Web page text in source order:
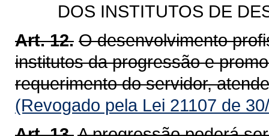
DOS INSTITUTOS DE
Art. 12. O desenvolvimento
institutos da progressão e
requerimento do servidor,
(Revogado pela Lei 21107 de